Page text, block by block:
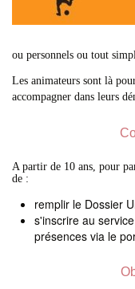
ou personnels ou tout
Les animateurs sont là
accompagner dans leurs
A partir de 10 ans, pour
de :
remplir le Dossier
s'inscrire au
présences via le